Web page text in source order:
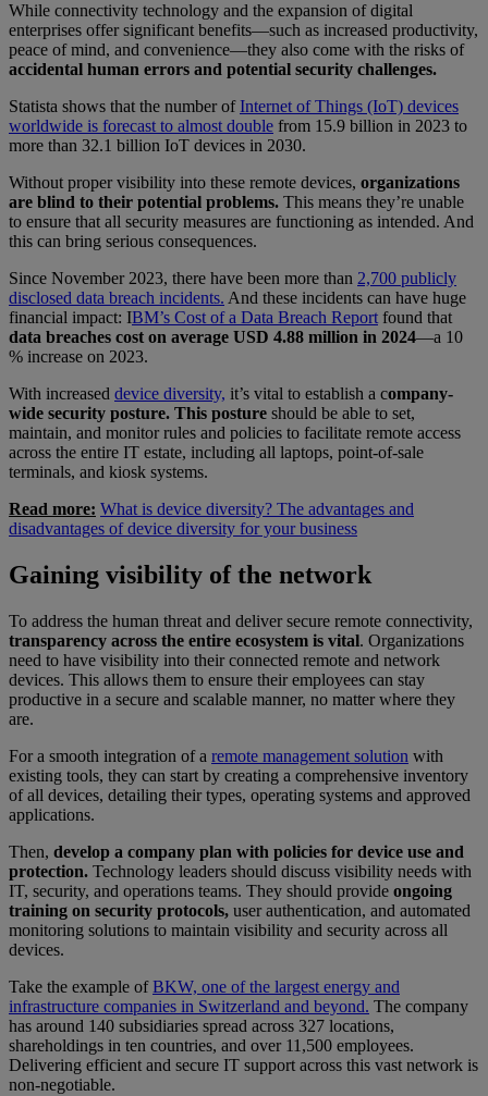
While connectivity technology and the expansion of digital
enterprises offer significant benefits—such as increased productivity,
peace of mind, and convenience—they also come with the risks of
accidental human errors and potential security challenges.
Statista shows that the number ofInternet of Things (IoT) devices
worldwide is forecast to almost double from 15.9 billion in 2023 to
more than 32.1 billion IoT devices in 2030.
Without proper visibility into these remote devices, organizations
are blind to their potential problems. This means they’re unable
to ensure that all security measures are functioning as intended. And
this can bring serious consequences.
Since November 2023, there have been more than 2,700 publicly
disclosed data breach incidents. And these incidents can have huge
financial impact: IBM’s Cost of a Data Breach Reportfound that
data breaches cost on average USD 4.88 million in 2024—a 10
% increase on 2023.
With increased device diversity, it’s vital to establish a company-
wide security posture. This posture should be able to set,
maintain, and monitor rules and policies to facilitate remote access
across the entire IT estate, including all laptops, point-of-sale
terminals, and kiosk systems.
Read more: What is device diversity? The advantages and
disadvantages of device diversity for your business
Gaining visibility of the network
To address the human threat and deliver secure remote connectivity,
transparency across the entire ecosystem is vital. Organizations
need to have visibility into their connected remote and network
devices. This allows them to ensure their employees can stay
productive in a secure and scalable manner, no matter where they
are.
For a smooth integration of a remote management solution with
existing tools, they can start by creating a comprehensive inventory
of all devices, detailing their types, operating systems and approved
applications.
Then, develop a company plan with policies for device use and
protection. Technology leaders should discuss visibility needs with
IT, security, and operations teams. They should provide ongoing
training on security protocols, user authentication, and automated
monitoring solutions to maintain visibility and security across all
devices.
Take the example ofBKW, one of the largest energy and
infrastructure companies in Switzerland and beyond. The company
has around 140 subsidiaries spread across 327 locations,
shareholdings in ten countries, and over 11,500 employees.
Delivering efficient and secure IT support across this vast network is
non-negotiable.